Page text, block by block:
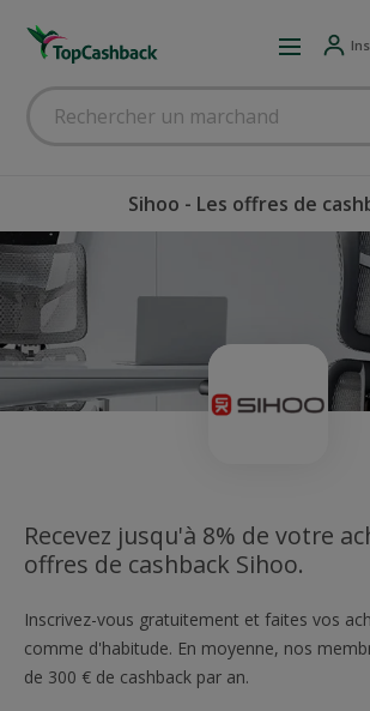
Sihoo - Les offres de
Recevez jusqu'à 8% de votre
offres de cashback Sihoo.
Inscrivez-vous gratuitement et faites vos
comme d'habitude. En moyenne, nos
de 300 € de cashback par an.